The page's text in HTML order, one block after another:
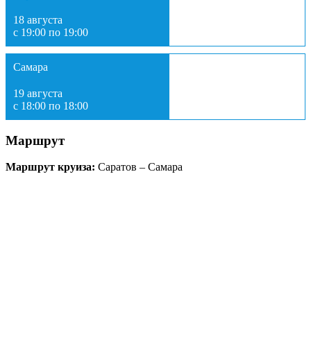
18 августа
с 19:00 по 19:00
Самара
19 августа
с 18:00 по 18:00
Маршрут
Маршрут круиза: Саратов – Самара